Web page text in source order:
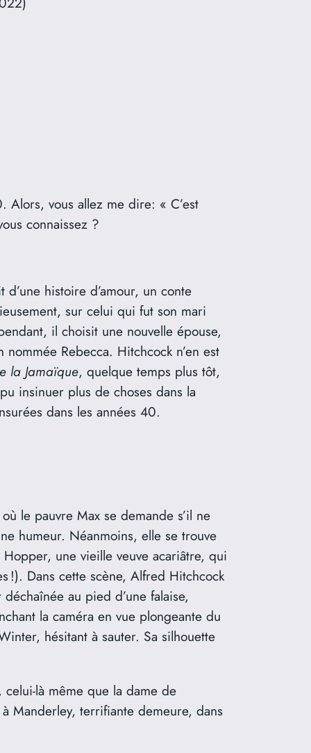
Alors, vous allez me dire: « C’est
connaissez ?
histoire d’amour, un conte
sur celui qui fut son mari
il choisit une nouvelle épouse,
Rebecca. Hitchcock n’en est
la Jamaïque, quelque temps plus tôt,
insinuer plus de choses dans la
dans les années 40.
le pauvre Max se demande s’il ne
humeur. Néanmoins, elle se trouve
une vieille veuve acariâtre, qui
!). Dans cette scène, Alfred Hitchcock
au pied d’une falaise,
la caméra en vue plongeante du
hésitant à sauter. Sa silhouette
là même que la dame de
Manderley, terrifiante demeure, dans